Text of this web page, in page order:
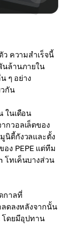
ว ความสำเร็จนี้
นล้านภายใน
ๆ อย่าง
กัน
ในเดือน
กวอลเล็ตของ
นิตี้กังวลและตั้ง
ง PEPE แต่ทีม
โทเค็นบางส่วน
กาลที่
ดลงหลังจากนั้น
ดยมีอุปทาน